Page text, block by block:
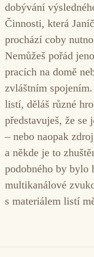
dobývání
Činnosti, která
prochází coby
Nemůžeš pořád
pracích na domě
zvláštním
listí, děláš různé
představuješ, že se
– nebo naopak
a někde je to
podobného by bylo
multikanálové
s materiálem listí